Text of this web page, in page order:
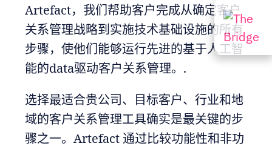
Artefact，我们帮助客户完成从确定客户
关系管理战略到实施技术基础设施的所有
步骤，使他们能够运行先进的基于人工智
能的data驱动客户关系管理。.
选择最适合贵公司、目标客户、行业和地
域的客户关系管理工具确实是最关键的步
骤之一。Artefact 通过比较功能性和非功